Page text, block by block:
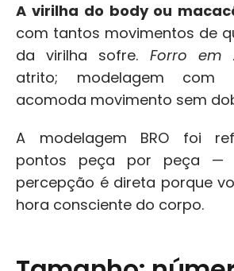
A virilha do body ou
com tantos movimentos de
da virilha sofre. Forro em
atrito; modelagem com
acomoda movimento sem
A modelagem BRO foi
pontos peça por peça —
percepção é direta porque
hora consciente do corpo.